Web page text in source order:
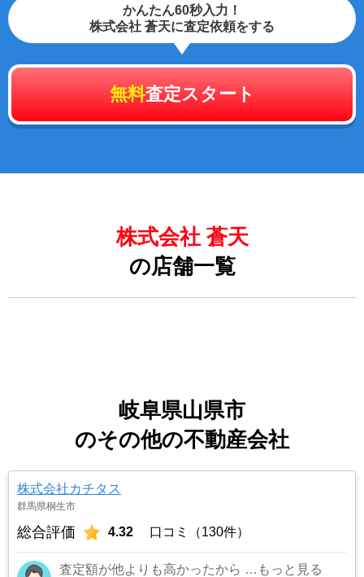
かんたん60秒入力！
株式会社 蒼天に査定依頼をする
無料査定スタート
株式会社 蒼天
の店舗一覧
岐阜県山県市
のその他の不動産会社
株式会社カチタス
群馬県桐生市
総合評価 4.32 口コミ（130件）
査定額が他よりも高かったから …もっと見る